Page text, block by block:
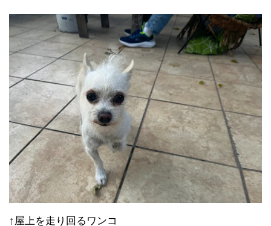
↑屋上を走り回るワンコ